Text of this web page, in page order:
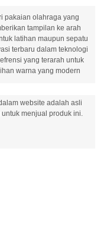
pakaian olahraga yang
tampilan ke arah
latihan maupun sepatu
terbaru dalam teknologi
yang terarah untuk
warna yang modern
website adalah asli
menjual produk ini.